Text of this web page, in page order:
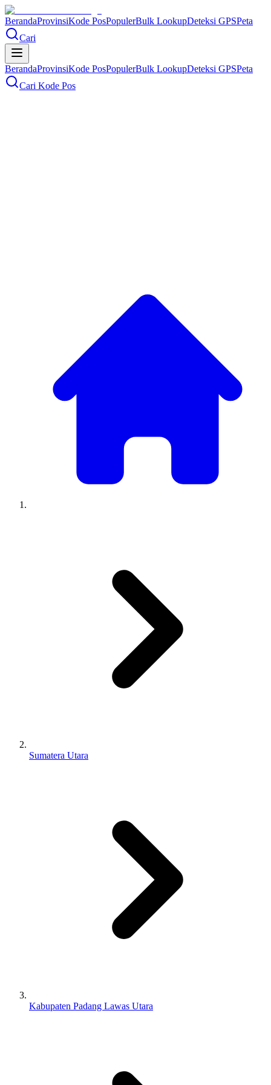
BerandaProvinsiKode PosPopulerBulk LookupDeteksi GPSPeta
Cari
BerandaProvinsiKode PosPopulerBulk LookupDeteksi GPSPeta
Cari Kode Pos
Sumatera Utara
Kabupaten Padang Lawas Utara